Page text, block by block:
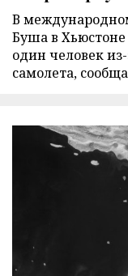
В
Буша в
один человек
самолета,